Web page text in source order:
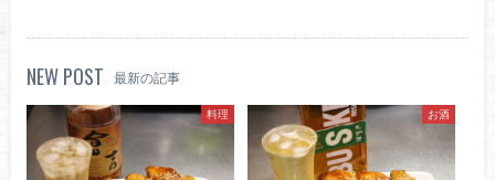
NEW POST 最新の記事
料理 お酒